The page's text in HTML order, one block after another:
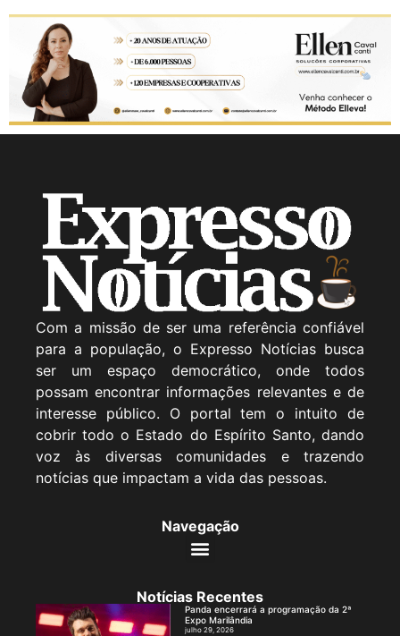
Com a missão de ser uma referência confiável
para a população, o Expresso Notícias busca
ser um espaço democrático, onde todos
possam encontrar informações relevantes e de
interesse público. O portal tem o intuito de
cobrir todo o Estado do Espírito Santo, dando
voz às diversas comunidades e trazendo
notícias que impactam a vida das pessoas.
Navegação
Notícias Recentes
Panda encerrará a programação da 2ª
Expo Marilândia
julho 29, 2026